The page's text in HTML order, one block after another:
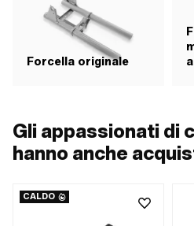
Forcella originale
Gli appassionati di
hanno anche
CALDO